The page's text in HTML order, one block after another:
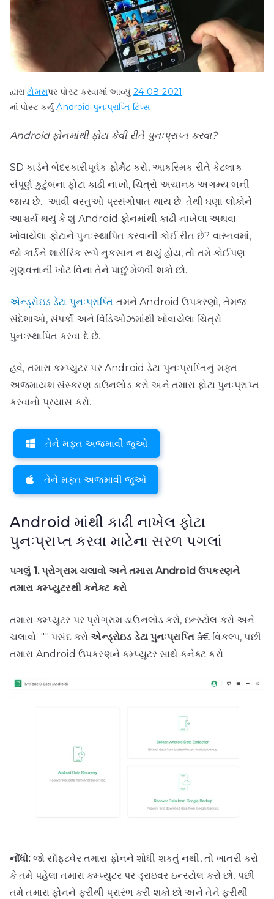
દ્વારાટોમસપર પોસ્ટ કરવામાં આવ્યું 24-08-2021
માં પોસ્ટ કર્યુંAndroid પુનઃપ્રાપ્તિ ટિપ્સ
Android ફોનમાંથી ફોટા કેવી રીતે પુનઃપ્રાપ્ત કરવા?
SD કાર્ડને બેદરકારીપૂર્વક ફોર્મેટ કરો, આકસ્મિક રીતે કેટલાક
સંપૂર્ણ કુટુંબના ફોટા કાઢી નાખો, ચિત્રો અચાનક અગમ્ય બની
જાય છે... આવી વસ્તુઓ પ્રસંગોપાત થાય છે. તેથી ઘણા લોકોને
આશ્ચર્ય થયું કે શું Android ફોનમાંથી કાઢી નાખેલા અથવા
ખોવાયેલા ફોટાને પુનઃસ્થાપિત કરવાની કોઈ રીત છે? વાસ્તવમાં,
જો કાર્ડને શારીરિક રૂપે નુકસાન ન થયું હોય, તો તમે કોઈપણ
ગુણવત્તાની ખોટ વિના તેને પાછું મેળવી શકો છો.
એન્ડ્રોઇડ ડેટા પુનઃપ્રાપ્તિ તમને Android ઉપકરણો, તેમજ
સંદેશાઓ, સંપર્કો અને વિડિઓઝમાંથી ખોવાયેલા ચિત્રો
પુનઃસ્થાપિત કરવા દે છે.
હવે, તમારા કમ્પ્યુટર પર Android ડેટા પુનઃપ્રાપ્તિનું મફત
અજમાયશ સંસ્કરણ ડાઉનલોડ કરો અને તમારા ફોટા પુનઃપ્રાપ્ત
કરવાનો પ્રયાસ કરો.
તેને મફત અજમાવી જુઓ
તેને મફત અજમાવી જુઓ
Android માંથી કાઢી નાખેલ ફોટા
પુનઃપ્રાપ્ત કરવા માટેના સરળ પગલાં
પગલું 1. પ્રોગ્રામ ચલાવો અને તમારા Android ઉપકરણને
તમારા કમ્પ્યુટરથી કનેક્ટ કરો
તમારા કમ્પ્યુટર પર પ્રોગ્રામ ડાઉનલોડ કરો, ઇન્સ્ટોલ કરો અને
ચલાવો. "" પસંદ કરોએન્ડ્રોઇડ ડેટા પુનઃપ્રાપ્તિâ€ વિકલ્પ, પછી
તમારા Android ઉપકરણને કમ્પ્યુટર સાથે કનેક્ટ કરો.
નોંધો:જો સૉફ્ટવેર તમારા ફોનને શોધી શકતું નથી, તો ખાતરી કરો
કે તમે પહેલા તમારા કમ્પ્યુટર પર ડ્રાઇવર ઇન્સ્ટોલ કરો છો, પછી
તમે તમારા ફોનને ફરીથી પ્રારંભ કરી શકો છો અને તેને ફરીથી